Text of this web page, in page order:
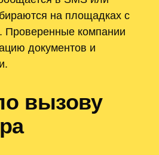
на площадках с
Проверенные компании
документов и
вызову